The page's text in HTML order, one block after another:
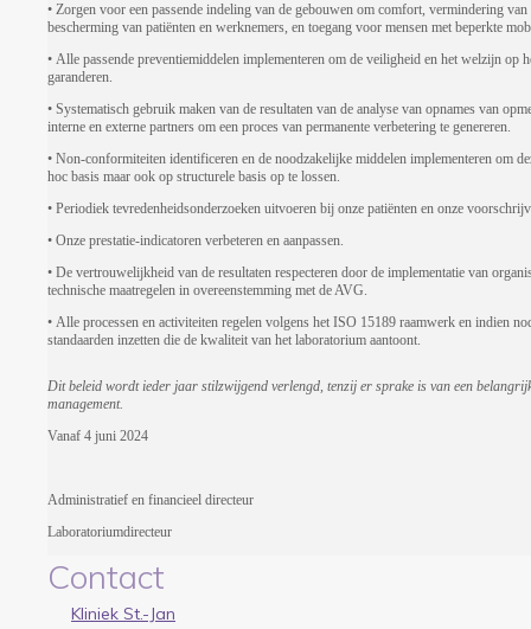
• Zorgen voor een passende indeling van de gebouwen om comfort, vermindering
bescherming van patiënten en werknemers, en toegang voor mensen met beperkte
• Alle passende preventiemiddelen implementeren om de veiligheid en het welzijn op
garanderen.
• Systematisch gebruik maken van de resultaten van de analyse van opnames van
interne en externe partners om een proces van permanente verbetering te genereren.
• Non-conformiteiten identificeren en de noodzakelijke middelen implementeren om
hoc basis maar ook op structurele basis op te lossen.
• Periodiek tevredenheidsonderzoeken uitvoeren bij onze patiënten en onze
• Onze prestatie-indicatoren verbeteren en aanpassen.
• De vertrouwelijkheid van de resultaten respecteren door de implementatie van
technische maatregelen in overeenstemming met de AVG.
• Alle processen en activiteiten regelen volgens het ISO 15189 raamwerk en indien
standaarden inzetten die de kwaliteit van het laboratorium aantoont.
Dit beleid wordt ieder jaar stilzwijgend verlengd, tenzij er sprake is van een
management.
Vanaf 4 juni 2024
Administratief en financieel directeur
Laboratoriumdirecteur
Contact
Kliniek St.-Jan